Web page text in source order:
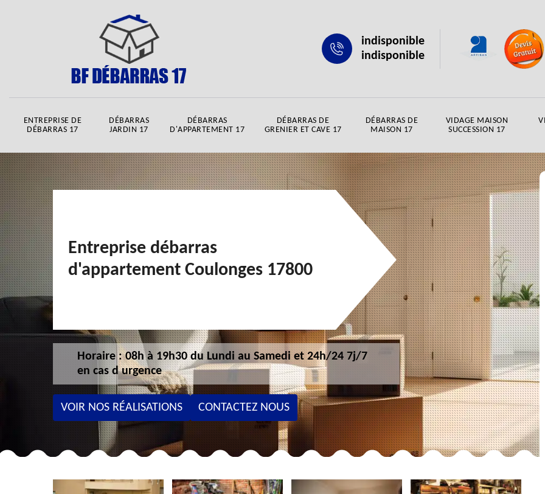
indisponible
indisponible
ENTREPRISE DE
DÉBARRAS 17
DÉBARRAS
JARDIN 17
DÉBARRAS
D'APPARTEMENT 17
DÉBARRAS DE
GRENIER ET CAVE 17
DÉBARRAS DE
MAISON 17
VIDAGE MAISON
SUCCESSION 17
Entreprise débarras
d'appartement Coulonges 17800
Horaire : 08h à 19h30 du Lundi au Samedi et 24h/24 7j/7
en cas d urgence
VOIR NOS RÉALISATIONS CONTACTEZ NOUS